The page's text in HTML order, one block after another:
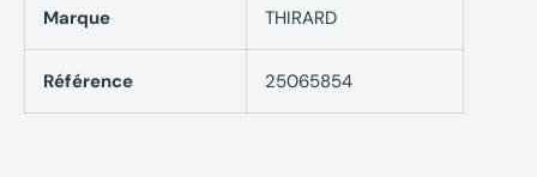
Finition : Coffre galvanisé, têtière epoxy noir granité
Marque THIRARD
Référence 25065854